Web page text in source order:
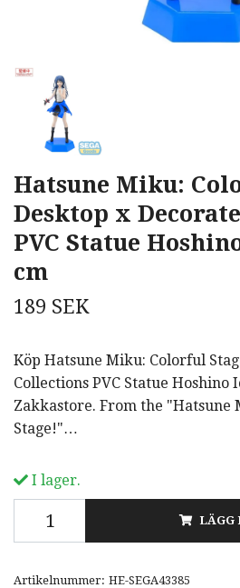
Hatsune Miku:
Desktop x
PVC Statue
cm
189 SEK
Köp Hatsune Miku: Colorful
Collections PVC Statue Hoshino
Zakkastore. From the "Hatsune
Stage!"…
I lager.
LÄGG
Artikelnummer: HE-SEGA43385